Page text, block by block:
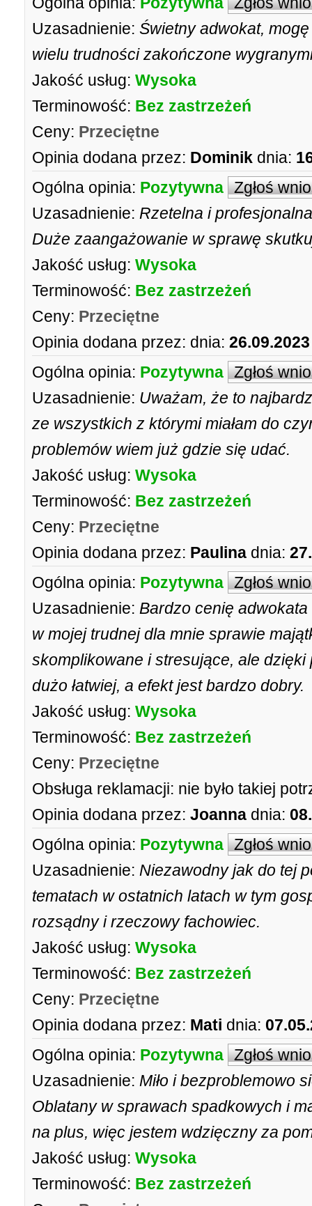
Uzasadnienie: Świetny adwokat,
wielu trudności zakończone
Jakość usług: Wysoka
Terminowość: Bez zastrzeżeń
Ceny: Przeciętne
Opinia dodana przez: Dominik dnia:
Ogólna opinia: Pozytywna Zgłoś
Uzasadnienie: Rzetelna i
Duże zaangażowanie w sprawę
Jakość usług: Wysoka
Terminowość: Bez zastrzeżeń
Ceny: Przeciętne
Opinia dodana przez: dnia:
Ogólna opinia: Pozytywna Zgłoś
Uzasadnienie: Uważam, że to
ze wszystkich z którymi miałam do
problemów wiem już gdzie się udać.
Jakość usług: Wysoka
Terminowość: Bez zastrzeżeń
Ceny: Przeciętne
Opinia dodana przez: Paulina dnia:
Ogólna opinia: Pozytywna Zgłoś
Uzasadnienie: Bardzo cenię
w mojej trudnej dla mnie sprawie
skomplikowane i stresujące, ale dzięki
dużo łatwiej, a efekt jest bardzo dobry.
Jakość usług: Wysoka
Terminowość: Bez zastrzeżeń
Ceny: Przeciętne
Obsługa reklamacji: nie było takiej
Opinia dodana przez: Joanna dnia:
Ogólna opinia: Pozytywna Zgłoś
Uzasadnienie: Niezawodny jak do tej
tematach w ostatnich latach w tym
rozsądny i rzeczowy fachowiec.
Jakość usług: Wysoka
Terminowość: Bez zastrzeżeń
Ceny: Przeciętne
Opinia dodana przez: Mati dnia:
Ogólna opinia: Pozytywna Zgłoś
Uzasadnienie: Miło i bezproblemowo
Oblatany w sprawach spadkowych i
na plus, więc jestem wdzięczny za
Jakość usług: Wysoka
Terminowość: Bez zastrzeżeń